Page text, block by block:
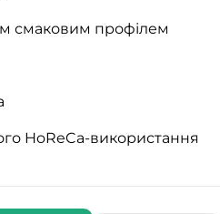
смаковим профілем
HoReCa-використання